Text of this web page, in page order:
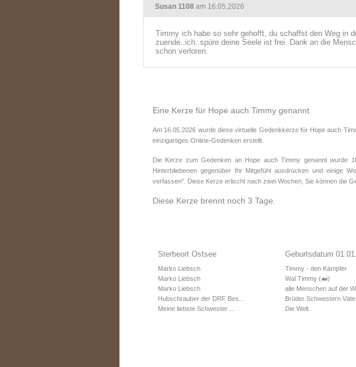
Susan 1108 am 16.05.2026
Timmy ich habe so sehr gehofft, du schaffst den Weg in
zuende..ich..spüre deine Seele ist frei. Dank an die
schon verloren.
Eine Kerze für Hope auch Timmy genannt
Am 16.05.2026 wurde diese virtuelle Gedenkkerze für Hope auch
einzigartiges Online-Gedenken erstellt.
Die Kerze zum Gedenken an Hope auch Timmy genannt wurde
Hinterbliebenen gegenüber Ihr Mitgefühl ausdrücken und einige
verfassen". Diese Kerze erlischt nach zwei Wochen, Sie können die
Diese Kerze brennt noch 3 Tage.
Sterbeort Ostsee
Marko Liebsch
Marko Liebsch
Marko Liebsch
Hubschrauber der DRF Bes...
Meine liebste Schwester ...
Geburtsdatum
Timmy - den Kämpfer
Wal Timmy (🐋)
alle Menschen auf der
Brüder Schwestern
Die Welt